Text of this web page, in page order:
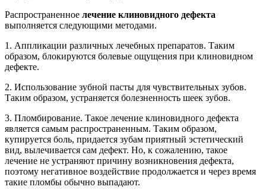
Распространенное лечение клиновидного дефекта
выполняется следующими методами.
1. Аппликации различных лечебных препаратов. Таким
образом, блокируются болевые ощущения при клиновидном
дефекте.
2. Использование зубной пасты для чувствительных зубов.
Таким образом, устраняется болезненность шеек зубов.
3. Пломбирование. Такое лечение клиновидного дефекта
является самым распространенным. Таким образом,
купируется боль, придается зубам приятный эстетический
вид, вылечивается сам дефект. Но, к сожалению, такое
лечение не устраняют причину возникновения дефекта,
поэтому негативное воздействие продолжается и через время
такие пломбы обычно выпадают.